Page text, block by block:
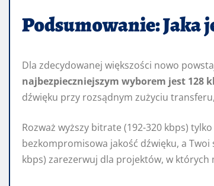
Podsumowanie: Jaka
Dla zdecydowanej większości nowo
najbezpieczniejszym wyborem jest 128
dźwięku przy rozsądnym zużyciu
Rozważ wyższy bitrate (192-320 kbps)
bezkompromisowa jakość dźwięku, a
kbps) zarezerwuj dla projektów, w